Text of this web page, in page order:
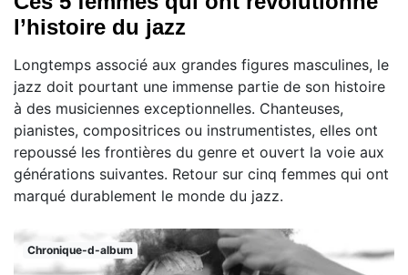
l’histoire du jazz
Longtemps associé aux grandes figures masculines, le
jazz doit pourtant une immense partie de son histoire
à des musiciennes exceptionnelles. Chanteuses,
pianistes, compositrices ou instrumentistes, elles ont
repoussé les frontières du genre et ouvert la voie aux
générations suivantes. Retour sur cinq femmes qui ont
marqué durablement le monde du jazz.
Chronique-d-album